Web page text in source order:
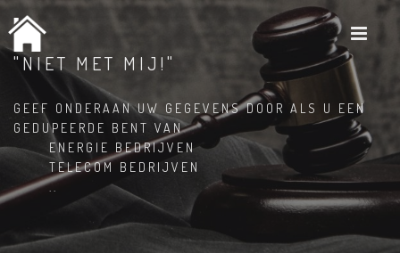
"NIET MET MIJ!"
GEEF ONDERAAN UW GEGEVENS DOOR ALS U EEN
GEDUPEERDE BENT VAN
ENERGIE BEDRIJVEN
TELECOM BEDRIJVEN
..